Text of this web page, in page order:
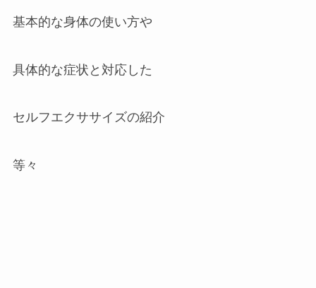
基本的な身体の使い方や
具体的な症状と対応した
セルフエクササイズの紹介
等々